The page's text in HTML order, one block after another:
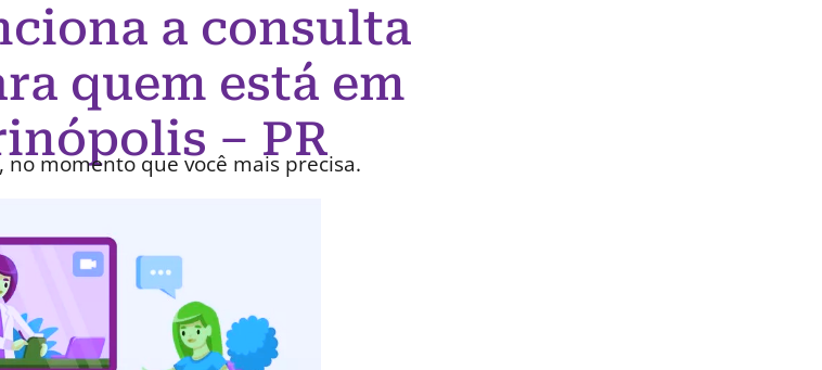
a consulta
quem está em
– PR
no momento que você mais precisa.